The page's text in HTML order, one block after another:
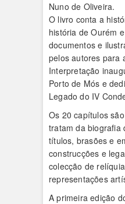
Nuno de Oliveira.
O livro conta a
história de Ourém
documentos e
pelos autores para
Interpretação
Porto de Mós e
Legado do IV
Os 20 capítulos
tratam da biografia
títulos, brasões e
construcções e
colecção de
representações
A primeira edição